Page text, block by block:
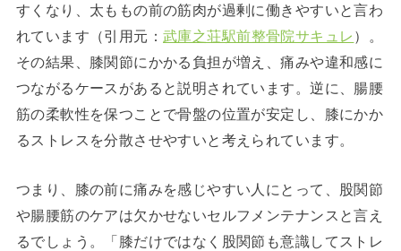
すくなり、太ももの前の筋肉が過剰に働きやすいと言わ
れています（引用元：武庫之荘駅前整骨院サキュレ ）。
その結果、膝関節にかかる負担が増え、痛みや違和感に
つながるケースがあると説明されています。逆に、腸腰
筋の柔軟性を保つことで骨盤の位置が安定し、膝にかか
るストレスを分散させやすいと考えられています。
つまり、膝の前に痛みを感じやすい人にとって、股関節
や腸腰筋のケアは欠かせないセルフメンテナンスと言え
るでしょう。「膝だけではなく股関節も意識してストレ